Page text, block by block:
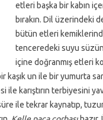
etleri başka bir kabın
bırakın. Dil üzerindeki
bütün etleri
tenceredeki suyu
içine doğranmış etleri
un ile bir yumurta
ile karıştırın terbiyesini
ile tekrar kaynatıp,